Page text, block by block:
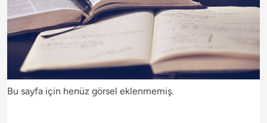
Bu sayfa için henüz görsel eklenmemiş.